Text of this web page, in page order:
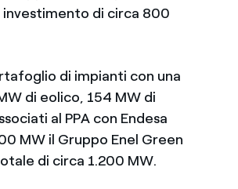
di circa 800
di impianti con una
di eolico, 154 MW di
al PPA con Endesa
MW il Gruppo Enel Green
di circa 1.200 MW.